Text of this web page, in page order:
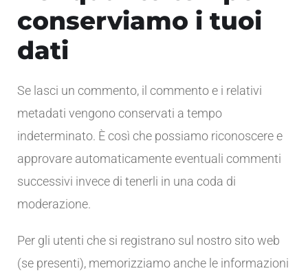
conserviamo i tuoi
dati
Se lasci un commento, il commento e i relativi
metadati vengono conservati a tempo
indeterminato. È così che possiamo riconoscere e
approvare automaticamente eventuali commenti
successivi invece di tenerli in una coda di
moderazione.
Per gli utenti che si registrano sul nostro sito web
(se presenti), memorizziamo anche le informazioni